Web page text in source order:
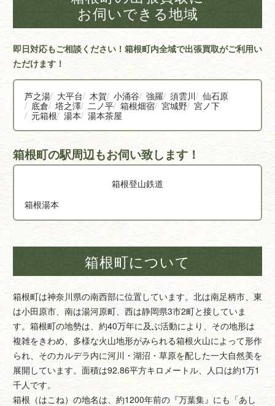
お伺いできる地域
即日対応もご相談ください！箱根町内全域で出張買取がご利用い
ただけます！
芦之湯 大平台 木賀 小涌谷 強羅 須雲川
仙石原
底倉 塔之澤 二ノ平 箱根畑宿 宮城野 宮ノ下
元箱根 湯本 湯本茶屋
箱根町の駅周辺もお伺い致します！
箱根登山鉄道
箱根湯本
箱根町について
箱根町は神奈川県の南西部に位置しています。北は南足柄市、東
は小田原市、南は湯河原町、西は静岡県3市2町と接していま
す。箱根町の地勢は、約40万年に及ぶ活動により、その地形は
複雑をきわめ、多様な火山地形がみられる箱根火山によって形作
られ、そのカルデラ内に河川・湖沼・草原を配した一大自然美を
展開しています。面積は92.86平方キロメートル、人口は約1万1
千人です。
箱根（はこね）の地名は、約1200年前の『万葉集』にも「あし